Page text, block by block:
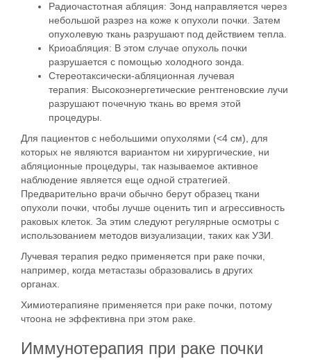
Радиочастотная абляция: Зонд направляется через
небольшой разрез на коже к опухоли почки. Затем
опухолевую ткань разрушают под действием тепла.
Криоабляция: В этом случае опухоль почки
разрушается с помощью холодного зонда.
Стереотаксически-абляционная лучевая
терапия: Высокоэнергетические рентгеновские лучи
разрушают почечную ткань во время этой
процедуры.
Для пациентов с небольшими опухолями (<4 см), для
которых не являются вариантом ни хирургические, ни
абляционные процедуры, так называемое активное
наблюдение является еще одной стратегией.
Предварительно врачи обычно берут образец ткани
опухоли почки, чтобы лучше оценить тип и агрессивность
раковых клеток. За этим следуют регулярные осмотры с
использованием методов визуализации, таких как УЗИ.
Лучевая терапия редко применяется при раке почки,
например, когда метастазы образовались в других
органах.
Химиотерапияне применяется при раке почки, потому
чтоона не эффективна при этом раке.
Иммунотерапия при раке почки